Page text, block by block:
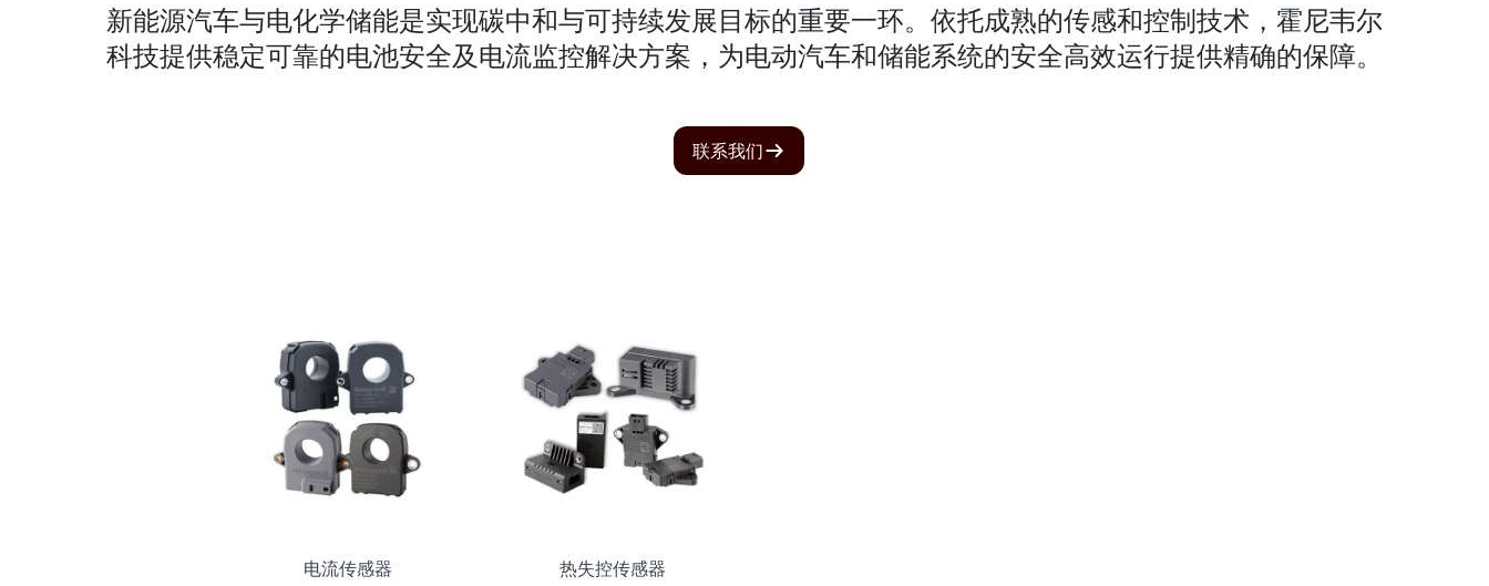
新能源汽车与电化学储能是实现碳中和与可持续发展目标的重要一环。依托成熟的传感和控制技术，霍尼韦尔
科技提供稳定可靠的电池安全及电流监控解决方案，为电动汽车和储能系统的安全高效运行提供精确的保障。
联系我们
电流传感器 热失控传感器